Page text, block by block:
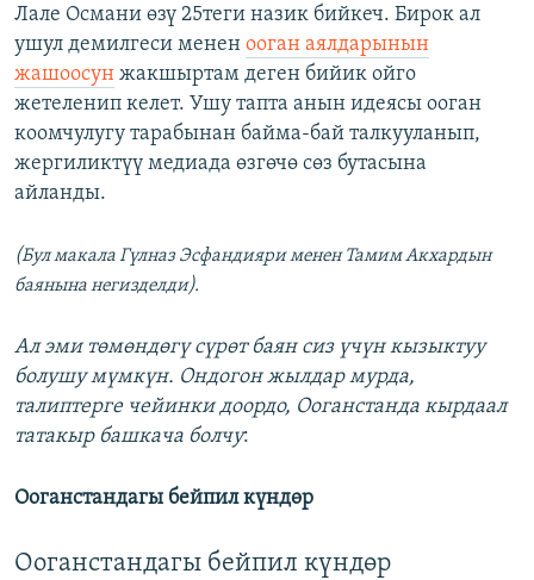
Лале Османи өзү 25теги назик бийкеч. Бирок ал
ушул демилгеси менен ооган аялдарынын
жашоосун жакшыртам деген бийик ойго
жетеленип келет. Ушу тапта анын идеясы ооган
коомчулугу тарабынан байма-бай талкууланып,
жергиликтүү медиада өзгөчө сөз бутасына
айланды.
(Бул макала Гүлназ Эсфандияри менен Тамим Акхардын
баянына негизделди).
Ал эми төмөндөгү сүрөт баян сиз үчүн кызыктуу
болушу мүмкүн. Ондогон жылдар мурда,
талиптерге чейинки доордо, Ооганстанда кырдаал
татакыр башкача болчу:
Ооганстандагы бейпил күндөр
Ооганстандагы бейпил күндөр